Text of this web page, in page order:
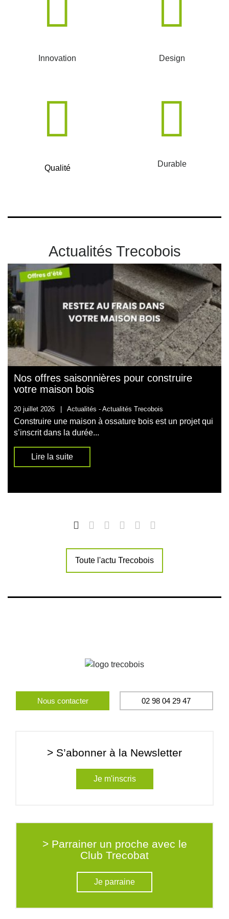
Innovation Design
Qualité Durable
Actualités Trecobois
Nos offres saisonnières pour construire
votre maison bois
20 juillet 2026 | Actualités - Actualités Trecobois
Construire une maison à ossature bois est un projet qui
s’inscrit dans la durée...
Lire la suite
Toute l'actu Trecobois
Nous contacter 02 98 04 29 47
> S’abonner à la Newsletter
Je m'inscris
> Parrainer un proche avec le
Club Trecobat
Je parraine